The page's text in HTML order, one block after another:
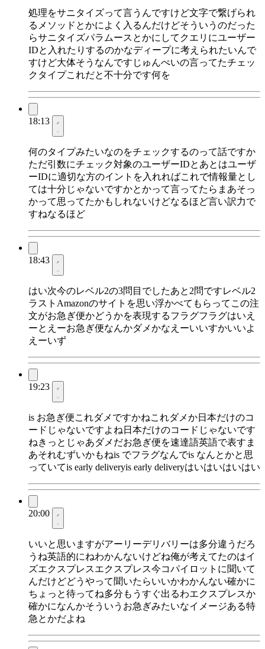
処理をサニタイズって言うんですけど文字で繋げられ
るメソッドとかによく入るんだけどそういうのだった
らサニタイズパラムースとかにしてクエリにユーザー
IDと入れたりするのかなディープに考えられたいんで
すけど大体そうなんですじゅんぺいの言ってたチェッ
クタイプこれだと不十分です何を
18:13
何のタイプみたいなのをチェックするのって話ですか
ただ引数にチェック対象のユーザーIDとあとはユーザ
ーIDに適切な方のイントを入れればこれで情報量とし
ては十分じゃないですかとかって言ってたらまあそっ
かって思ってたかもしれないけどなるほど言い訳力で
すねなるほど
18:43
はい次今のレベル2の3問目でしたあと2問ですレベル2
ラストAmazonのサイトを思い浮かべてもらってこの注
文がお急ぎ便かどうかを表現するフラグフラグはいえ
ーとえーお急ぎ便なんかダメかなえーいいすかいいよ
えーいず
19:23
is お急ぎ便これダメですかねこれダメか日本だけのコ
ードじゃないですよね日本だけのコードじゃないです
ねきっとじゃあダメだお急ぎ便を速達語英語で表すま
あそれむずいかもねis でフラグなんでis なんとかと思
っていてis early deliveryis early deliveryはいはいはいはい
20:00
いいと思いますがアーリーデリバリーは多分違うだろ
うね英語的にねわかんないけどね俺が考えてたのはイ
ズエクスプレスエクスプレス今コパイロットに聞いて
んだけどどうやって聞いたらいいかわかんない確かに
ちょっと待ってね多分もうすぐ出るわエクスプレスか
確かになんかそういうお急ぎみたいなイメージある特
急とかだよね